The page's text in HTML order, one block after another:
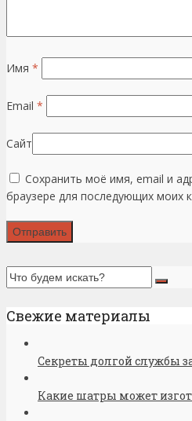
Имя *
Email *
Сайт
Сохранить моё имя, email и
браузере для последующих моих
Свежие материалы
Секреты долгой службы
Какие шатры может